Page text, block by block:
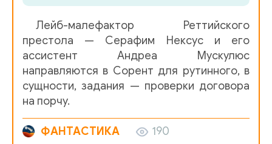
Лейб-малефактор Реттийского
престола — Серафим Нексус и его
ассистент Андреа Мускулюс
направляются в Сорент для рутинного, в
сущности, задания — проверки договора
на порчу.
ФАНТАСТИКА
190